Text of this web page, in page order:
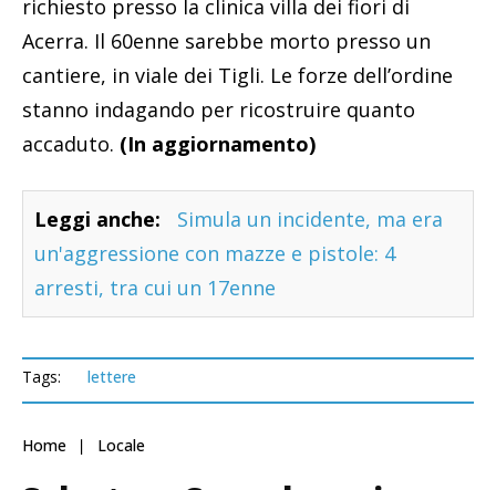
richiesto presso la clinica villa dei fiori di
Acerra. Il 60enne sarebbe morto presso un
cantiere, in viale dei Tigli. Le forze dell’ordine
stanno indagando per ricostruire quanto
accaduto. (In aggiornamento)
Leggi anche:
Simula un incidente, ma era
un'aggressione con mazze e pistole: 4
arresti, tra cui un 17enne
Tags: lettere
Home Locale